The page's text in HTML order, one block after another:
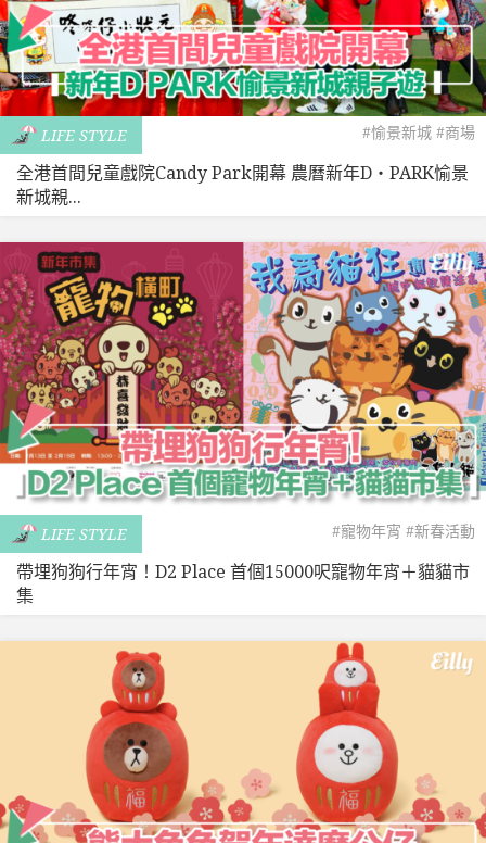
LIFE STYLE #愉景新城 #商場
全港首間兒童戲院Candy Park開幕 農曆新年D‧PARK愉景
新城親...
LIFE STYLE #寵物年宵 #新春活動
帶埋狗狗行年宵！D2 Place 首個15000呎寵物年宵＋貓貓市
集